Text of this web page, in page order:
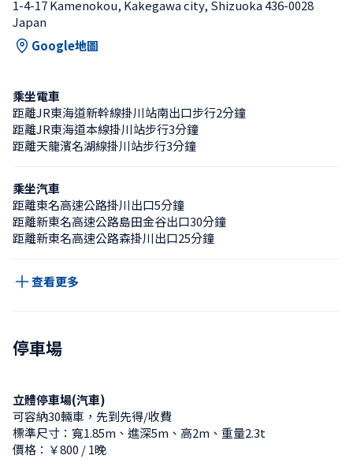
1-4-17 Kamenokou, Kakegawa city, Shizuoka 436-0028
Japan
Google地圖
乘坐電車
距離JR東海道新幹線掛川站南出口步行2分鐘
距離JR東海道本線掛川站步行3分鐘
距離天龍濱名湖線掛川站步行3分鐘
乘坐汽車
距離東名高速公路掛川出口5分鐘
距離新東名高速公路島田金谷出口30分鐘
距離新東名高速公路森掛川出口25分鐘
查看更多
停車場
立體停車場(汽車)
可容納30輛車，先到先得/收費
標準尺寸：寬1.85m、進深5m、高2m、重量2.3t
價格：￥800 / 1晚